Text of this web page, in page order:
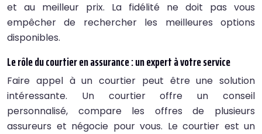
et au meilleur prix. La fidélité ne doit pas vous
empêcher de rechercher les meilleures options
disponibles.
Le rôle du courtier en assurance : un expert à votre service
Faire appel à un courtier peut être une solution
intéressante. Un courtier offre un conseil
personnalisé, compare les offres de plusieurs
assureurs et négocie pour vous. Le courtier est un